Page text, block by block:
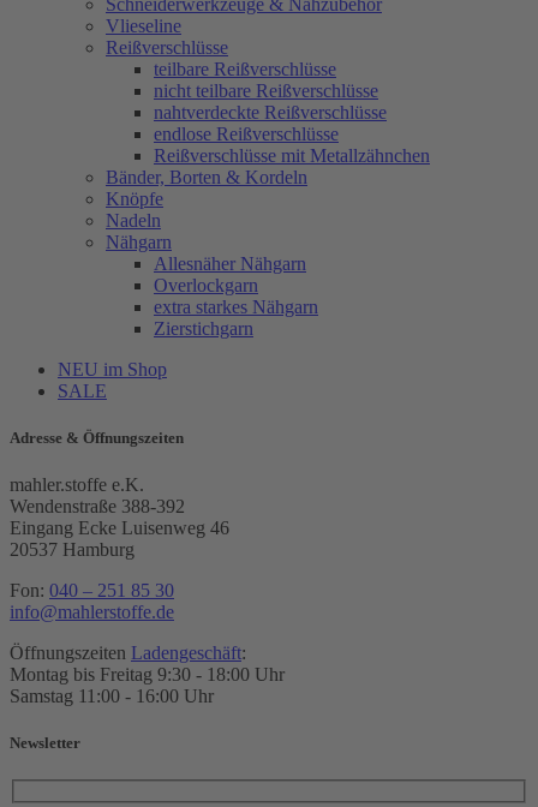
Vlieseline
Reißverschlüsse
teilbare Reißverschlüsse
nicht teilbare Reißverschlüsse
nahtverdeckte Reißverschlüsse
endlose Reißverschlüsse
Reißverschlüsse mit Metallzähnchen
Bänder, Borten & Kordeln
Knöpfe
Nadeln
Nähgarn
Allesnäher Nähgarn
Overlockgarn
extra starkes Nähgarn
Zierstichgarn
NEU im Shop
SALE
Adresse & Öffnungszeiten
mahler.stoffe e.K.
Wendenstraße 388-392
Eingang Ecke Luisenweg 46
20537 Hamburg
Fon: 040 – 251 85 30
info@mahlerstoffe.de
Öffnungszeiten Ladengeschäft:
Montag bis Freitag 9:30 - 18:00 Uhr
Samstag 11:00 - 16:00 Uhr
Newsletter